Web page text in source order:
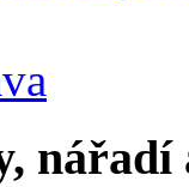
nářadí